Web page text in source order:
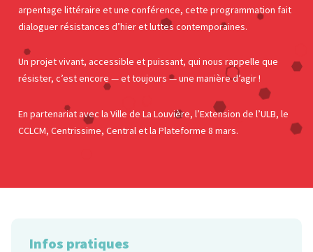
arpentage littéraire et une conférence, cette programmation fait
dialoguer résistances d’hier et luttes contemporaines.
Un projet vivant, accessible et puissant, qui nous rappelle que
résister, c’est encore — et toujours — une manière d’agir !
En partenariat avec la Ville de La Louvière, l’Extension de l’ULB, le
CCLCM, Centrissime, Central et la Plateforme 8 mars.
Infos pratiques